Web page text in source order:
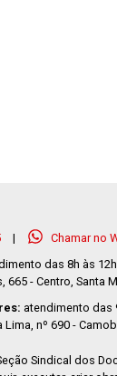
| Chamar no
das 8h às
- Centro, Santa
atendimento das
nº 690 -
Sindical dos